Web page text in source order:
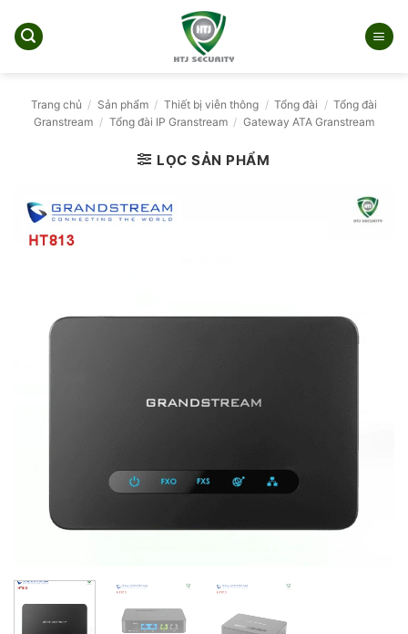
qua
Trang chủ / Sản phẩm / Thiết bị viễn thông / Tổng đài / Tổng đài
Granstream / Tổng đài IP Granstream / Gateway ATA Granstream
LỌC SẢN PHẨM